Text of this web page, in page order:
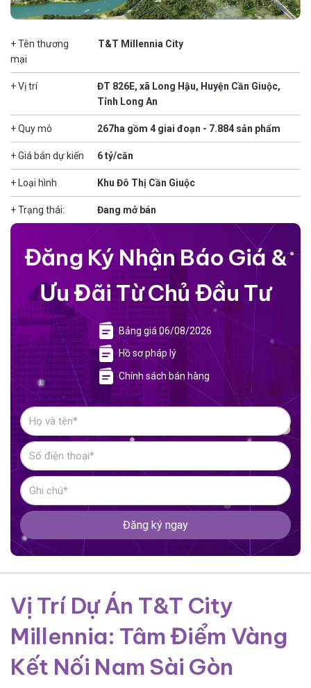
+ Tên thương
mại
T&T Millennia City
+ Vị trí
ĐT 826E, xã Long Hậu, Huyện Cần Giuộc,
Tỉnh Long An
+ Quy mô 267ha gồm 4 giai đoạn - 7.884 sản phẩm
+ Giá bán dự kiến 6 tỷ/căn
+ Loại hình Khu Đô Thị Cần Giuộc
+ Trạng thái: Đang mở bán
Đăng Ký Nhận Báo Giá &
Ưu Đãi Từ Chủ Đầu Tư
Bảng giá 06/08/2026
Hồ sơ pháp lý
Chính sách bán hàng
Đăng ký ngay
Vị Trí Dự Án T&T City
Millennia: Tâm Điểm Vàng
Kết Nối Nam Sài Gòn